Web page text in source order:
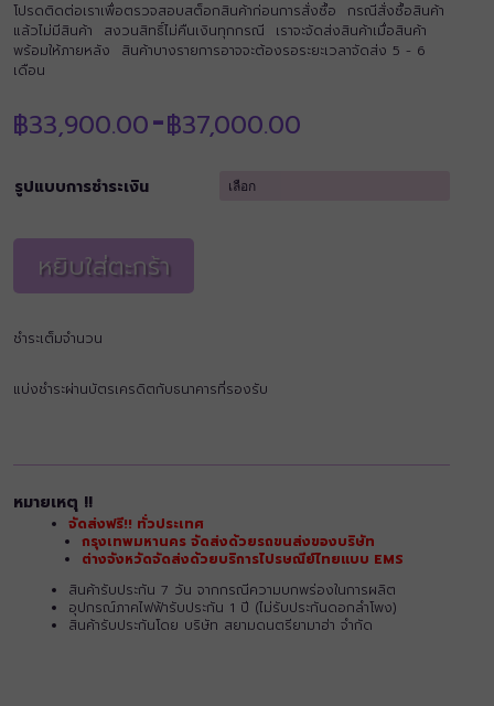
โปรดติดต่อเราเพื่อตรวจสอบสต็อกสินค้าก่อนการสั่งซื้อ กรณีสั่งซื้อสินค้า
แล้วไม่มีสินค้า สงวนสิทธิ์ไม่คืนเงินทุกกรณี เราจะจัดส่งสินค้าเมื่อสินค้า
พร้อมให้ภายหลัง สินค้าบางรายการอาจจะต้องรอระยะเวลาจัดส่ง 5 - 6
เดือน
฿33,900.00–฿37,000.00
รูปแบบการชำระเงิน
หยิบใส่ตะกร้า
ชำระเต็มจำนวน
แบ่งชำระผ่านบัตรเครดิตกับธนาคารที่รองรับ
หมายเหตุ !!
จัดส่งฟรี!! ทั่วประเทศ
กรุงเทพมหานคร จัดส่งด้วยรถขนส่งของบริษัท
ต่างจังหวัดจัดส่งด้วยบริการไปรษณีย์ไทยแบบ EMS
สินค้ารับประกัน 7 วัน จากกรณีความบกพร่องในการผลิต
อุปกรณ์ภาคไฟฟ้ารับประกัน 1 ปี (ไม่รับประกันดอกลำโพง)
สินค้ารับประกันโดย บริษัท สยามดนตรียามาฮ่า จำกัด